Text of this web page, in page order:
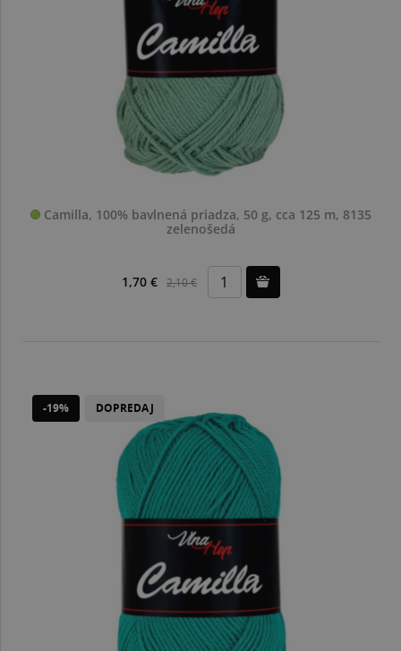
Camilla, 100% bavlnená priadza, 50 g, cca 125 m, 8135
zelenošedá
1,70 € 2,10 €
-19% DOPREDAJ